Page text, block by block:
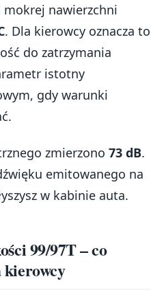
nawierzchni
. Dla kierowcy oznacza to
do zatrzymania
istotny
gdy warunki
zmierzono 73 dB.
emitowanego na
w kabinie auta.
99/97T – co
kierowcy